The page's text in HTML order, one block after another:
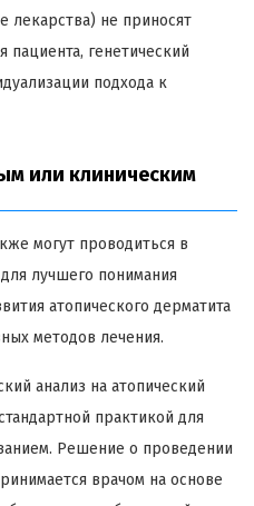
лекарства) не приносят
пациента, генетический
подхода к
или клиническим
могут проводиться в
лучшего понимания
атопического дерматита
методов лечения.
анализ на атопический
практикой для
Решение о проведении
врачом на основе